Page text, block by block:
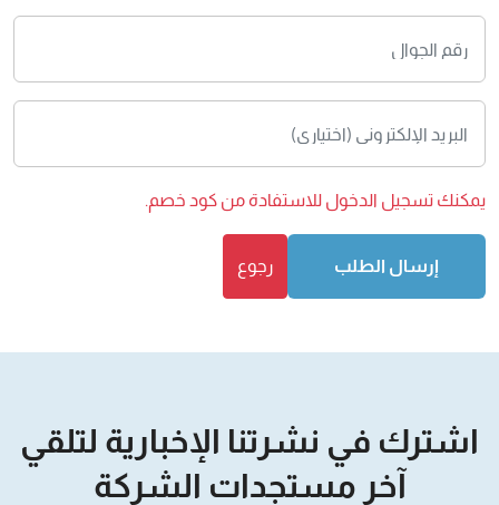
يمكنك تسجيل الدخول للاستفادة من كود خصم.
إرسال الطلب رجوع
اشترك في نشرتنا الإخبارية لتلقي
آخر مستجدات الشركة